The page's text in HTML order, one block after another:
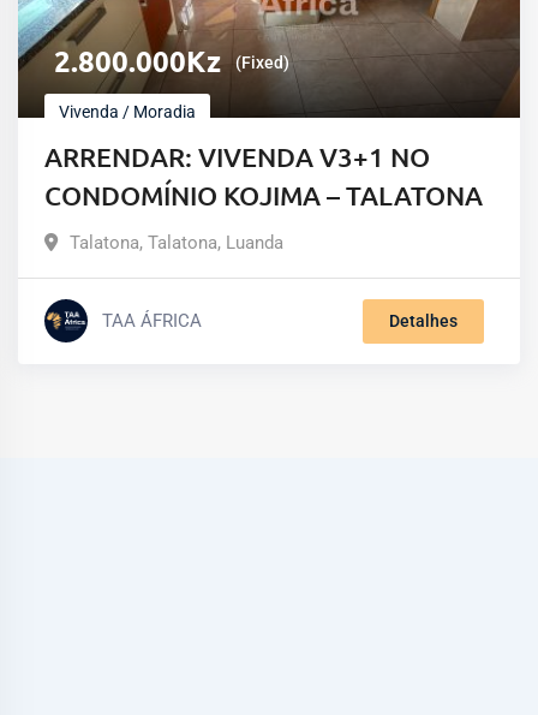
2.800.000Kz (Fixed)
Vivenda / Moradia
ARRENDAR: VIVENDA V3+1 NO
CONDOMÍNIO KOJIMA – TALATONA
Talatona, Talatona, Luanda
TAA ÁFRICA Detalhes